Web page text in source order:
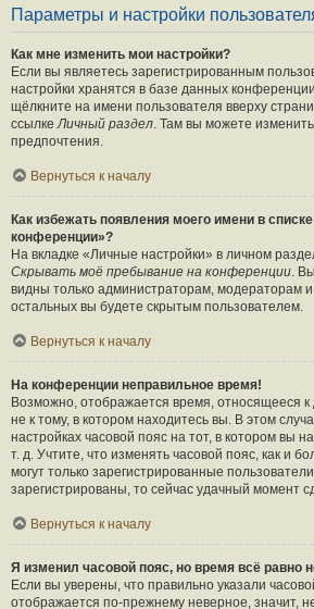
Параметры и настройки
Как мне изменить мои настройки?
Если вы являетесь зарегистрированным
настройки хранятся в базе данных
щёлкните на имени пользователя вверху
ссылкеЛичный раздел. Там вы можете
предпочтения.
Вернуться к началу
Как избежать появления моего имени в
конференции»?
На вкладке «Личные настройки» в личном
Скрывать моё пребывание на конференции.
видны только администраторам, модераторам
остальных вы будете скрытым пользователем.
Вернуться к началу
На конференции неправильное время!
Возможно, отображается время, относящееся к
не к тому, в котором находитесь вы. В этом
настройках часовой пояс на тот, в котором вы
т. д. Учтите, что изменять часовой пояс, как и
могут только зарегистрированные
зарегистрированы, то сейчас удачный момент
Вернуться к началу
Я изменил часовой пояс, но время всё равно
Если вы уверены, что правильно указали
отображается по-прежнему неверное, значит,